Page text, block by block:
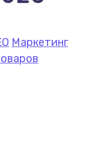
Маркетинг